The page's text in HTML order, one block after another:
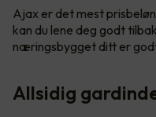
Ajax er det mest
kan du lene deg godt
næringsbygget ditt er
Allsidig